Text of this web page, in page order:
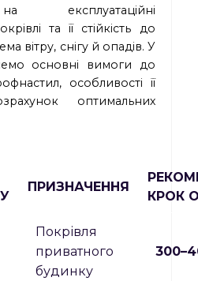
експлуатаційні
та її стійкість до
вітру, снігу й опадів. У
основні вимоги до
особливості її
оптимальних
ПРИЗНАЧЕННЯ
КРОК
Покрівля
приватного
будинку